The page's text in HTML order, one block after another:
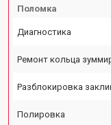
Поломка
Диагностика
Ремонт кольца
Разблокировка
Полировка